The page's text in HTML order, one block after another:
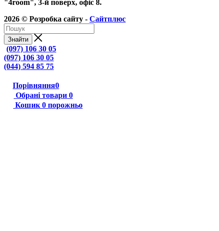
"4room", 3-й поверх, офіс 8.
2026 © Розробка сайту - Сайтплюс
Знайти
(097) 106 30 05
(097) 106 30 05
(044) 594 85 75
Порівняння0
Обрані товари 0
Кошик 0 порожньо